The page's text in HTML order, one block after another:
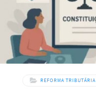
REFORMA TRIBUTÁRIA